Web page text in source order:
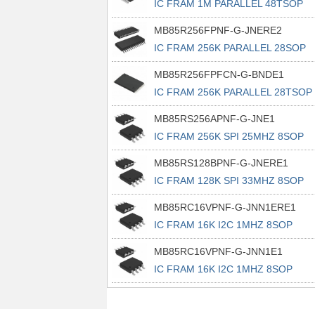
IC FRAM 1M PARALLEL 48TSOP
MB85R256FPNF-G-JNERE2
IC FRAM 256K PARALLEL 28SOP
MB85R256FPFCN-G-BNDE1
IC FRAM 256K PARALLEL 28TSOP
MB85RS256APNF-G-JNE1
IC FRAM 256K SPI 25MHZ 8SOP
MB85RS128BPNF-G-JNERE1
IC FRAM 128K SPI 33MHZ 8SOP
MB85RC16VPNF-G-JNN1ERE1
IC FRAM 16K I2C 1MHZ 8SOP
MB85RC16VPNF-G-JNN1E1
IC FRAM 16K I2C 1MHZ 8SOP